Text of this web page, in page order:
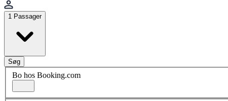
1 Passager
Søg
Bo hos Booking.com